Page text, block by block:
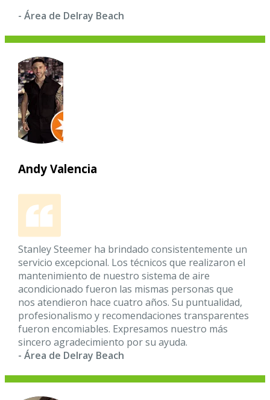
- Área de Delray Beach
Andy Valencia
Stanley Steemer ha brindado consistentemente un
servicio excepcional. Los técnicos que realizaron el
mantenimiento de nuestro sistema de aire
acondicionado fueron las mismas personas que
nos atendieron hace cuatro años. Su puntualidad,
profesionalismo y recomendaciones transparentes
fueron encomiables. Expresamos nuestro más
sincero agradecimiento por su ayuda.
- Área de Delray Beach